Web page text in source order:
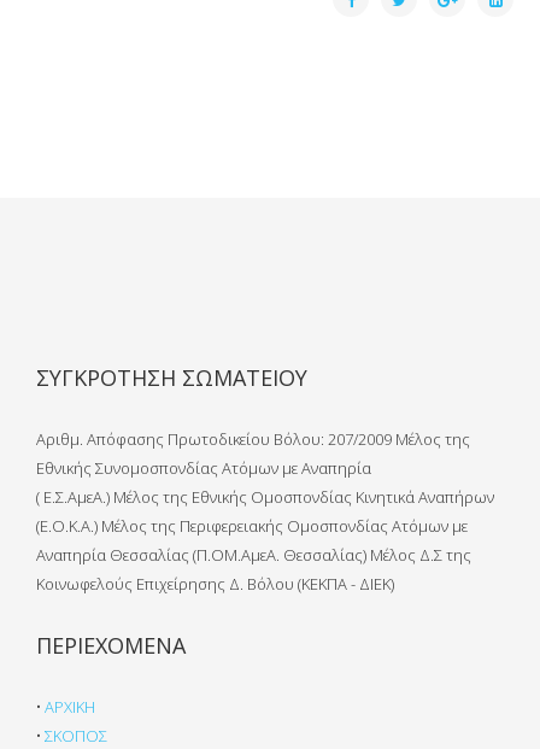
ΣΥΓΚΡΟΤΗΣΗ ΣΩΜΑΤΕΙΟΥ
Αριθμ. Απόφασης Πρωτοδικείου Βόλου: 207/2009 Μέλος της
Εθνικής Συνομοσπονδίας Ατόμων με Αναπηρία
( Ε.Σ.ΑμεΑ.) Μέλος της Εθνικής Ομοσπονδίας Κινητικά Αναπήρων
(Ε.Ο.Κ.Α.) Μέλος της Περιφερειακής Ομοσπονδίας Ατόμων με
Αναπηρία Θεσσαλίας (Π.ΟΜ.ΑμεΑ. Θεσσαλίας) Μέλος Δ.Σ της
Κοινωφελούς Επιχείρησης Δ. Βόλου (ΚΕΚΠΑ - ΔΙΕΚ)
ΠΕΡΙΕΧΟΜΕΝΑ
• ΑΡΧΙΚΗ
• ΣΚΟΠΟΣ